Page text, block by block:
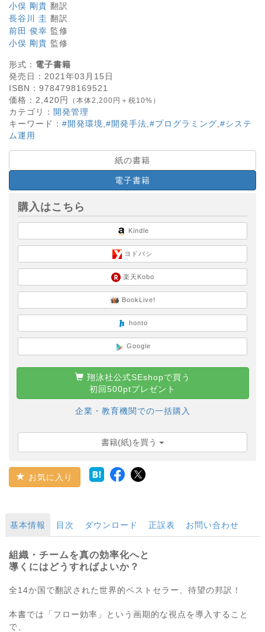
小俣 剛貴 翻訳
長谷川 圭 翻訳
前田 俊幸 監修
小俣 剛貴 監修
形式： 電子書籍
発売日： 2021年03月15日
ISBN： 9784798169521
価格： 2,420円 （本体2,200円＋税10%）
カテゴリ： 開発管理
キーワード： #開発環境 #開発手法 #プログラミング #システ
ム運用
紙の書籍
電子書籍
購入はこちら
Kindle
ヨドバシ
楽天Kobo
BookLive!
honto
Google
翔泳社公式SEshopで買う
初回500ptプレゼント
企業・教育機関での一括購入
書籍(紙)を買う
お気に入り
基本情報 目次 ダウンロード 正誤表 お問い合わせ
組織・チームを真の効率化へと
導くにはどうすればよいか？
全14か国で翻訳された世界的ベストセラー、待望の邦訳！
本書では「フロー効率」という画期的な視点を導入すること
で、